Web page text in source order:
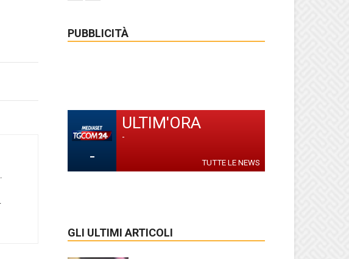
PUBBLICITÀ
-
ULTIM'ORA
-
TUTTE LE NEWS
GLI ULTIMI ARTICOLI